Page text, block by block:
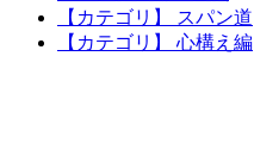
【カテゴリ】 スパン道
【カテゴリ】 心構え編